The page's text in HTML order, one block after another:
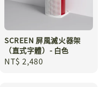
SCREEN 屏風滅火器架
（直式字體）- 白色
Regular
NT$ 2,480